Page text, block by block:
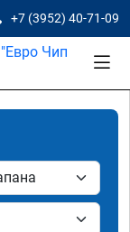
+7 (3952) 40-71-09